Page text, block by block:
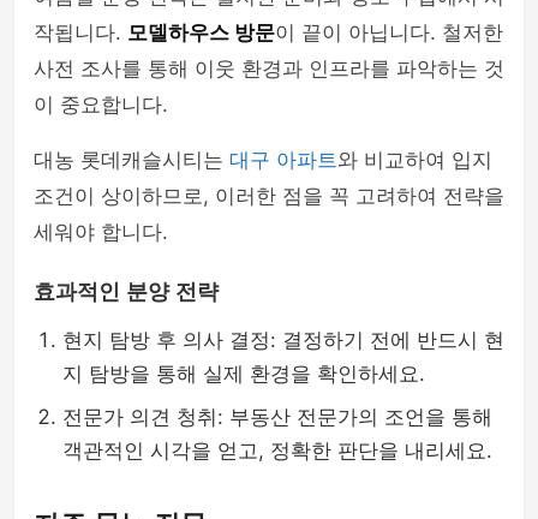
작됩니다. 모델하우스 방문이 끝이 아닙니다. 철저한
사전 조사를 통해 이웃 환경과 인프라를 파악하는 것
이 중요합니다.
대농 롯데캐슬시티는 대구 아파트와 비교하여 입지
조건이 상이하므로, 이러한 점을 꼭 고려하여 전략을
세워야 합니다.
효과적인 분양 전략
현지 탐방 후 의사 결정: 결정하기 전에 반드시 현
지 탐방을 통해 실제 환경을 확인하세요.
전문가 의견 청취: 부동산 전문가의 조언을 통해
객관적인 시각을 얻고, 정확한 판단을 내리세요.